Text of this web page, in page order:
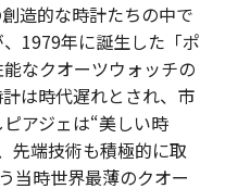
造的な時計たちの中で
1979年に誕生した「ポ
なクオーツウォッチの
は時代遅れとされ、市
アジェは“美しい時
先端技術も積極的に取
当時世界最薄のクオー